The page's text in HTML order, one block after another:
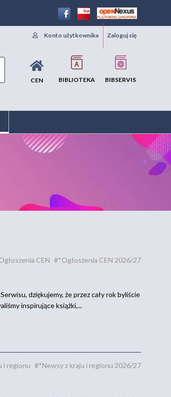
Konto użytkownika Zaloguj się
CEN BIBLIOTEKA BIBSERVIS
CEN #*Ogłoszenia CEN 2026/27
dziękujemy, że przez cały rok byliście
inspirujące książki,...
i regionu #*Newsy z kraju i regionu 2026/27